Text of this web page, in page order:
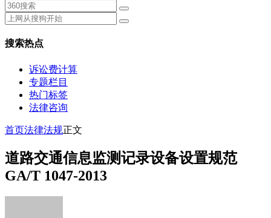
搜索热点
诉讼费计算
专题栏目
热门标签
法律咨询
首页法律法规正文
道路交通信息监测记录设备设置规范
GA/T 1047-2013